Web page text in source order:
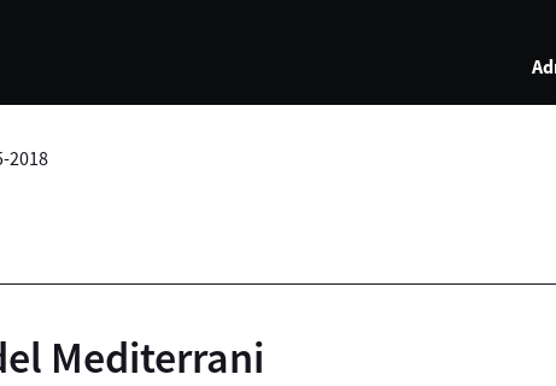
2018
Mediterrani